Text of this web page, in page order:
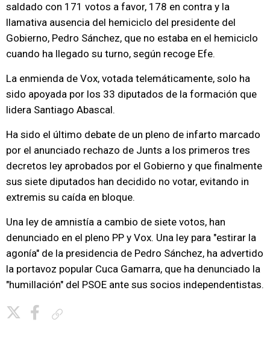
saldado con 171 votos a favor, 178 en contra y la
llamativa ausencia del hemiciclo del presidente del
Gobierno, Pedro Sánchez, que no estaba en el hemiciclo
cuando ha llegado su turno, según recoge Efe.
La enmienda de Vox, votada telemáticamente, solo ha
sido apoyada por los 33 diputados de la formación que
lidera Santiago Abascal.
Ha sido el último debate de un pleno de infarto marcado
por el anunciado rechazo de Junts a los primeros tres
decretos ley aprobados por el Gobierno y que finalmente
sus siete diputados han decidido no votar, evitando in
extremis su caída en bloque.
Una ley de amnistía a cambio de siete votos, han
denunciado en el pleno PP y Vox. Una ley para "estirar la
agonía" de la presidencia de Pedro Sánchez, ha advertido
la portavoz popular Cuca Gamarra, que ha denunciado la
"humillación" del PSOE ante sus socios independentistas.